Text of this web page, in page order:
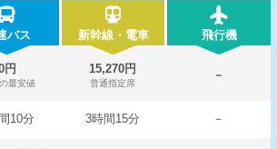
バス 新幹線・電車 飛行機
円
最安値
15,270円
普通指定席
－
10分 3時間15分 －